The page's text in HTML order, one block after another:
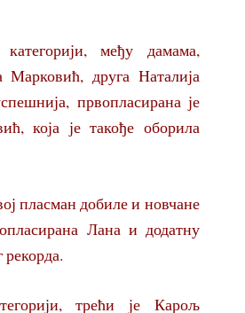
међу дамама,
друга Наталија
првопласирана је
која је такође оборила
пласман добиле и новчане
Лана и додатну
рекорда.
трећи је Карољ